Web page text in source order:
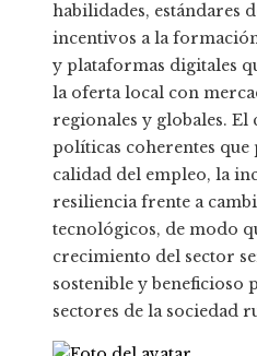
habilidades, estándares
incentivos a la
y plataformas digitales
la oferta local con
regionales y globales. El
políticas coherentes
calidad del empleo, la
resiliencia frente a
tecnológicos, de modo
crecimiento del sector
sostenible y beneficioso
sectores de la sociedad